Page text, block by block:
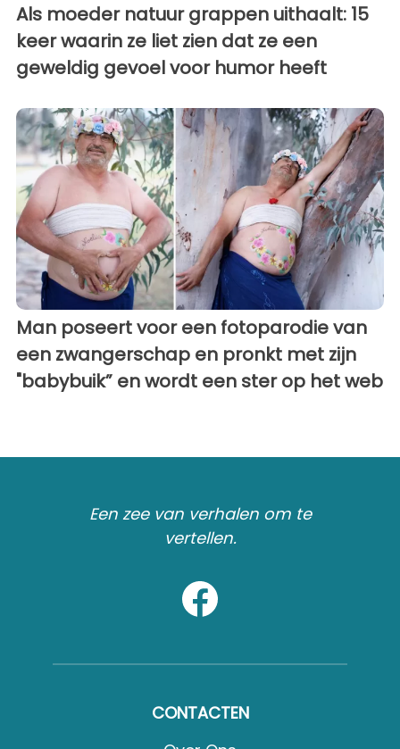
Als moeder natuur grappen uithaalt: 15
keer waarin ze liet zien dat ze een
geweldig gevoel voor humor heeft
Man poseert voor een fotoparodie van
een zwangerschap en pronkt met zijn
"babybuik” en wordt een ster op het web
Een zee van verhalen om te
vertellen.
CONTACTEN